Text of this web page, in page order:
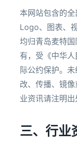
本网站包含的全
Logo、图表、
均归青岛麦特
有，受《中华
际公约保护。
改、传播、镜
业资讯请注明出
三、行业